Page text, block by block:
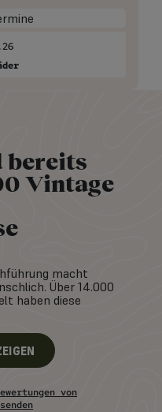
bereits
Vintage
macht
Über 14.000
haben diese
von